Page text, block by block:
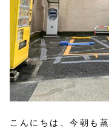
こんにちは、今朝も